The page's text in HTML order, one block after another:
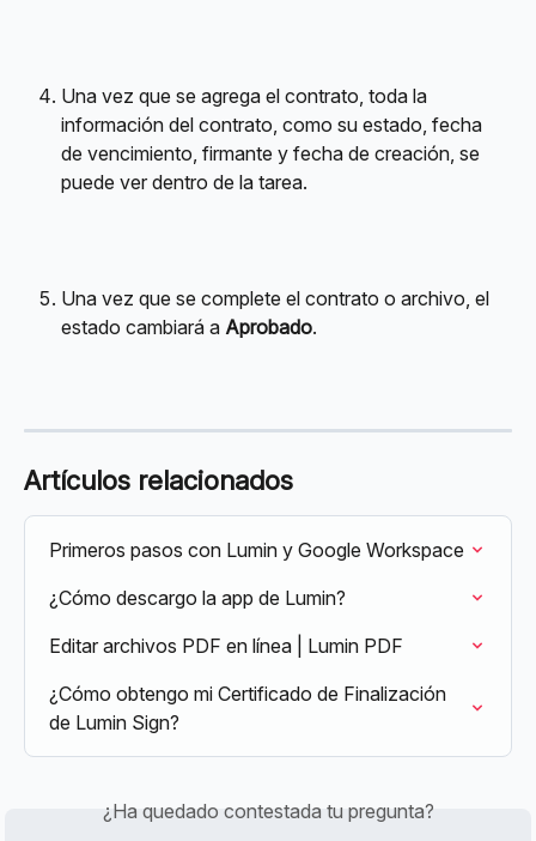
Una vez que se agrega el contrato, toda la
información del contrato, como su estado, fecha
de vencimiento, firmante y fecha de creación, se
puede ver dentro de la tarea.
Una vez que se complete el contrato o archivo, el
estado cambiará a Aprobado.
Artículos relacionados
Primeros pasos con Lumin y Google Workspace
¿Cómo descargo la app de Lumin?
Editar archivos PDF en línea | Lumin PDF
¿Cómo obtengo mi Certificado de Finalización
de Lumin Sign?
¿Ha quedado contestada tu pregunta?